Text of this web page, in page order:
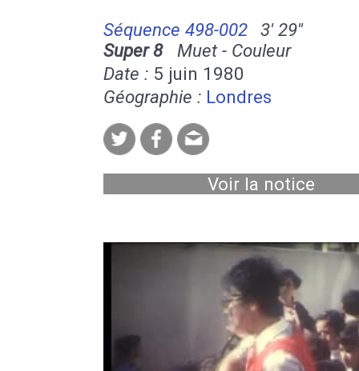
Séquence 498-002
3' 29''
Super 8Muet - Couleur
Date : 5 juin 1980
Géographie : Londres
Voir la notice